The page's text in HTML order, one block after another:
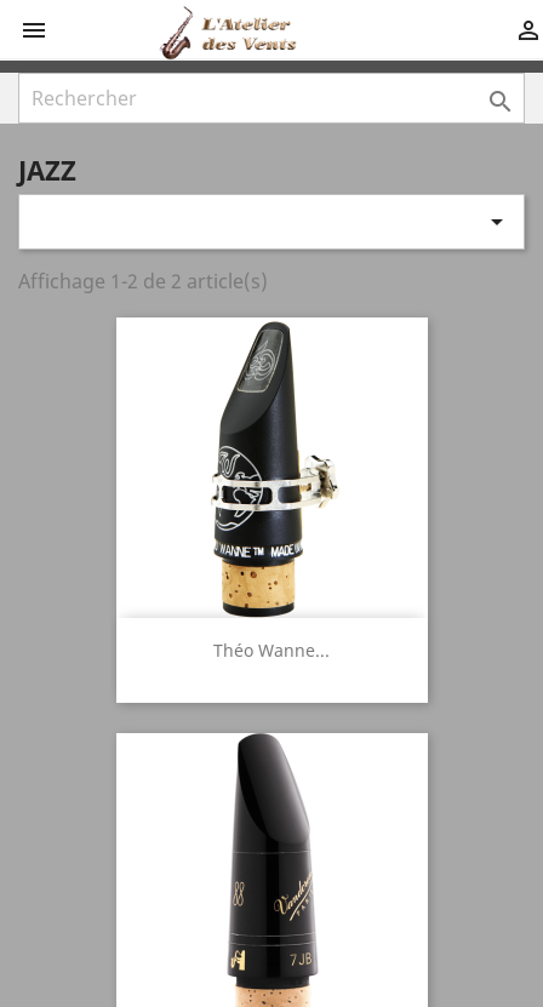
 

JAZZ

Affichage 1-2 de 2 article(s)
Théo Wanne...